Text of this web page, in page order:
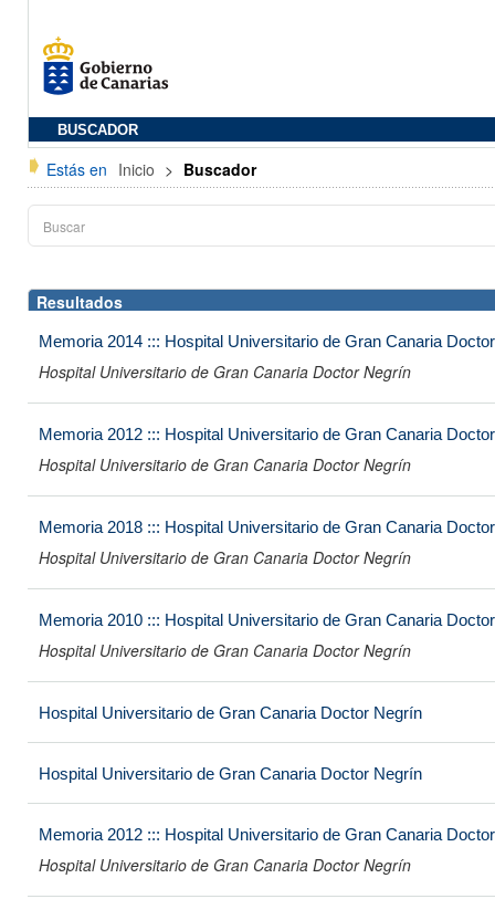
BUSCADOR
Estás en Inicio > Buscador
Resultados
Memoria 2014 ::: Hospital Universitario de Gran Canaria
Hospital Universitario de Gran Canaria Doctor Negrín
Memoria 2012 ::: Hospital Universitario de Gran Canaria
Hospital Universitario de Gran Canaria Doctor Negrín
Memoria 2018 ::: Hospital Universitario de Gran Canaria
Hospital Universitario de Gran Canaria Doctor Negrín
Memoria 2010 ::: Hospital Universitario de Gran Canaria
Hospital Universitario de Gran Canaria Doctor Negrín
Hospital Universitario de Gran Canaria Doctor Negrín
Hospital Universitario de Gran Canaria Doctor Negrín
Memoria 2012 ::: Hospital Universitario de Gran Canaria
Hospital Universitario de Gran Canaria Doctor Negrín